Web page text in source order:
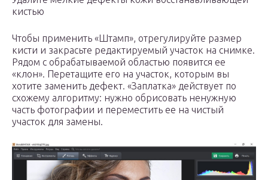
кистью
Чтобы применить «Штамп», отрегулируйте размер
кисти и закрасьте редактируемый участок на снимке.
Рядом с обрабатываемой областью появится ее
«клон». Перетащите его на участок, которым вы
хотите заменить дефект. «Заплатка» действует по
схожему алгоритму: нужно обрисовать ненужную
часть фотографии и переместить ее на чистый
участок для замены.